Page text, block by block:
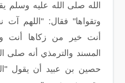
الله صلى الله عليه وسلم
وتقواها" فقال: "اللهم آت
أنت خير من زكاها أنت
المسند والترمذي أنه صلى
حصين بن عبيد أن يقول